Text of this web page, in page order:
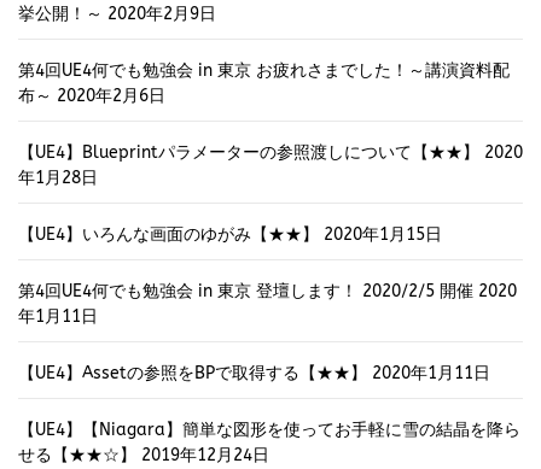
挙公開！～ 2020年2月9日
第4回UE4何でも勉強会 in 東京 お疲れさまでした！～講演資料配
布～ 2020年2月6日
【UE4】Blueprintパラメーターの参照渡しについて【★★】
2020
年1月28日
【UE4】いろんな画面のゆがみ【★★】 2020年1月15日
第4回UE4何でも勉強会 in 東京 登壇します！ 2020/2/5 開催 2020
年1月11日
【UE4】Assetの参照をBPで取得する【★★】 2020年1月11日
【UE4】【Niagara】簡単な図形を使ってお手軽に雪の結晶を降ら
せる【★★☆】
2019年12月24日